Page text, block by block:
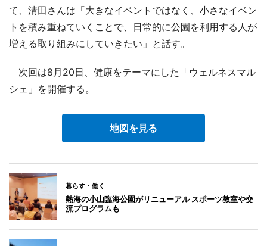
て、清田さんは「大きなイベントではなく、小さなイベン
トを積み重ねていくことで、日常的に公園を利用する人が
増える取り組みにしていきたい」と話す。
次回は8月20日、健康をテーマにした「ウェルネスマル
シェ」を開催する。
地図を見る
暮らす・働く
熱海の小山臨海公園がリニューアル スポーツ教室や交
流プログラムも